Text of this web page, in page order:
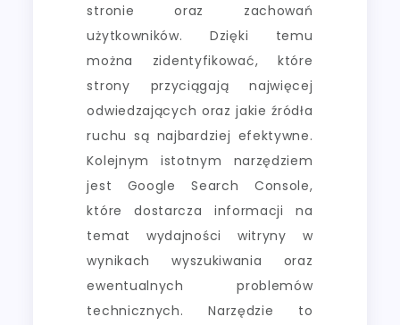
stronie oraz zachowań
użytkowników. Dzięki temu
można zidentyfikować, które
strony przyciągają najwięcej
odwiedzających oraz jakie źródła
ruchu są najbardziej efektywne.
Kolejnym istotnym narzędziem
jest Google Search Console,
które dostarcza informacji na
temat wydajności witryny w
wynikach wyszukiwania oraz
ewentualnych problemów
technicznych. Narzędzie to